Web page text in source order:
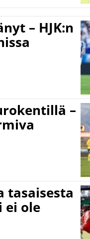
– HJK:n
–
tasaisesta
ei ole